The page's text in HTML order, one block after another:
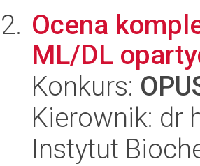
Ocena
ML/DL
Konkurs:
Kierownik: dr
Instytut